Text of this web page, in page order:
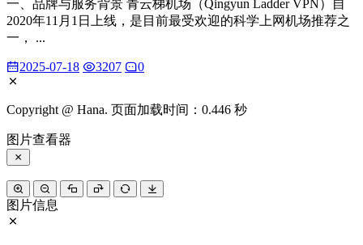
一、品牌与服务背景 青云梯机场（Qingyun Ladder VPN）自
2020年11月1日上线，是目前最受欢迎的科学上网机场推荐之
一， ...
2025-07-18 3207 0
Copyright @ Hana. 页面加载时间：0.446 秒
图片查看器
图片信息